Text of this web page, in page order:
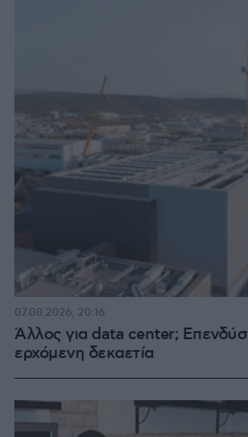
Άλλος για data center;
ερχόμενη δεκαετία
07.08.2026, 20:16